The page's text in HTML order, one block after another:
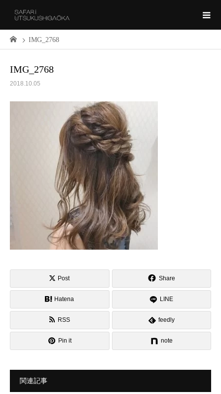
IMG_2768
IMG_2768
2018.10.05
Post Share
Hatena LINE
RSS feedly
Pin it note
関連記事